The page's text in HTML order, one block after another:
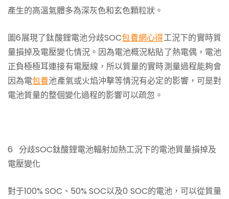
產生的高溫氣體多為深灰色和玄色顆粒狀。
圖6展現了鈦酸鋰電池分歧SOC包養網心得工況下的實時質
量損掉及電壓變化情況。因為電池概況粘貼了熱電偶，電池
正負極極耳連接有電壓線，所以質量的實時測量過程能夠會
因為電包養池產氣或火焰沖擊等情況有必定的影響，可是對
電池質量的整個變化過程的影響可以疏忽。
6 分歧SOC鈦酸鋰電池輻射加熱工況下的電池質量損掉及
電壓變化
對于100% SOC、50% SOC以及0 SOC的電池，可以從質量